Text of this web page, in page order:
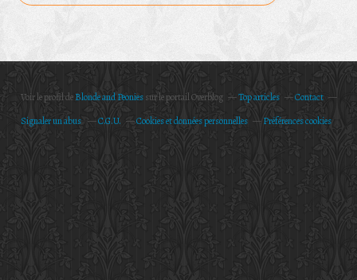
Voir le profil deBlonde and Peoniessur le portail Overblog Top articles
Contact
Signaler un abus
C.G.U. Cookies et données personnelles Préférences cookies